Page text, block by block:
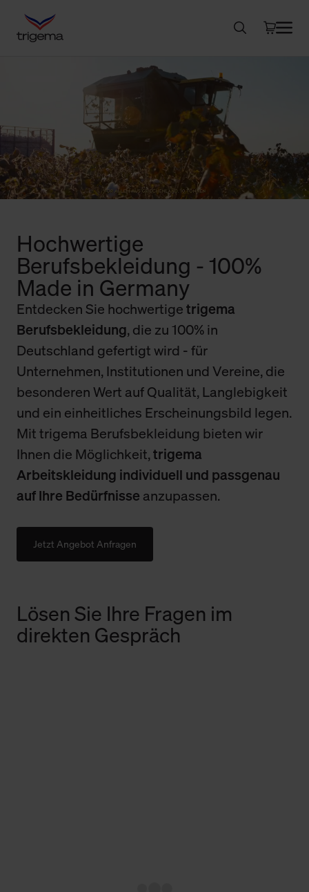
Hochwertige
Berufsbekleidung - 100%
Made in Germany
Entdecken Sie hochwertigetrigema
Berufsbekleidung, die zu 100% in
Deutschland gefertigt wird - für
Unternehmen, Institutionen und Vereine, die
besonderen Wert auf Qualität, Langlebigkeit
und ein einheitliches Erscheinungsbild legen.
Mit trigema Berufsbekleidung bieten wir
Ihnen die Möglichkeit,trigema
Arbeitskleidung individuell und passgenau
auf Ihre Bedürfnisse anzupassen.
Jetzt Angebot Anfragen
Lösen Sie Ihre Fragen im
direkten Gespräch